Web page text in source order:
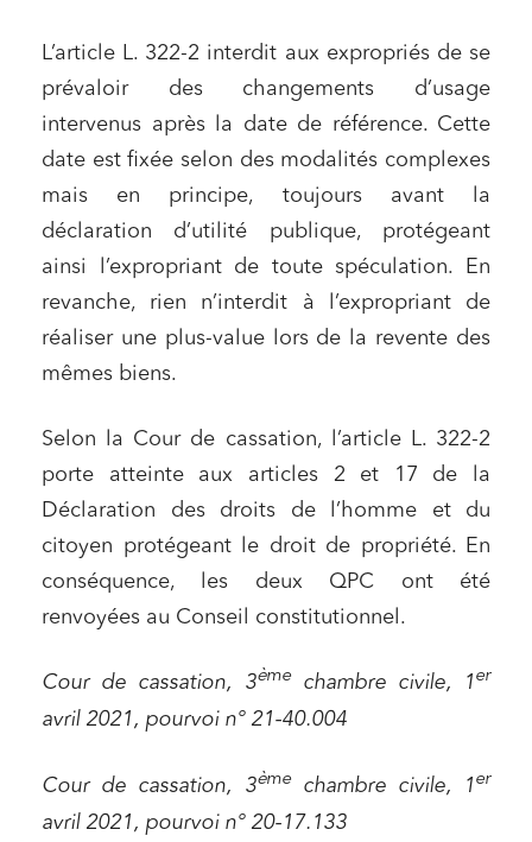
L’article L. 322-2 interdit aux expropriés de se
prévaloir des changements d’usage
intervenus après la date de référence. Cette
date est fixée selon des modalités complexes
mais en principe, toujours avant la
déclaration d’utilité publique, protégeant
ainsi l’expropriant de toute spéculation. En
revanche, rien n’interdit à l’expropriant de
réaliser une plus-value lors de la revente des
mêmes biens.
Selon la Cour de cassation, l’article L. 322-2
porte atteinte aux articles 2 et 17 de la
Déclaration des droits de l’homme et du
citoyen protégeant le droit de propriété. En
conséquence, les deux QPC ont été
renvoyées au Conseil constitutionnel.
Cour de cassation, 3èmechambre civile, 1 er
avril 2021, pourvoi n° 21-40.004
Cour de cassation, 3èmechambre civile, 1 er
avril 2021, pourvoi n° 20-17.133